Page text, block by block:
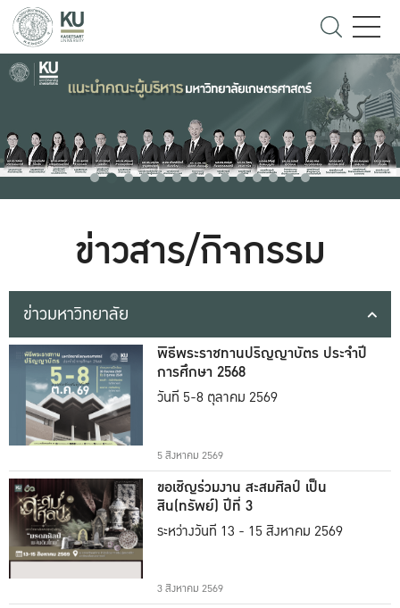
ข่าวสาร/กิจกรรม
ข่าวมหาวิทยาลัย
พิธีพระราชทานปริญญาบัตร ประจำปี
การศึกษา 2568
วันที่ 5-8 ตุลาคม 2569
5 สิงหาคม 2569
ขอเชิญร่วมงาน สะสมศิลป์ เป็น
สิน(ทรัพย์) ปีที่ 3
ระหว่างวันที่ 13 - 15 สิงหาคม 2569
3 สิงหาคม 2569